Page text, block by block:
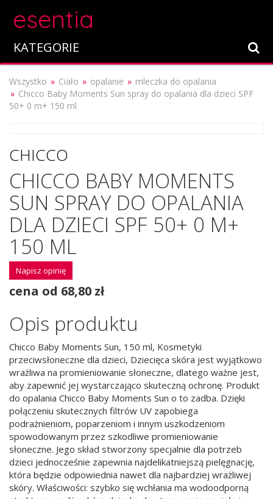
esentia
KATEGORIE
Wszystko Ciało opalanie
mleczka do opalania
Chicco Baby Moments Sun spray do opalania dla dzieci SPF
50+ 0 m+ 150 ml
CHICCO
CHICCO BABY MOMENTS
SUN SPRAY DO OPALANIA
DLA DZIECI SPF 50+ 0 M+
150 ML
Napisz opinię
cena od 68,80 zł
Opis produktu
Chicco Baby Moments Sun, 150 ml, Kosmetyki
przeciwsłoneczne dla dzieci, Dziecięca skóra jest wyjątkowo
wrażliwa na promieniowanie słoneczne, dlatego ważne jest,
aby zapewnić jej wystarczająco skuteczną ochronę. Produkt
do opalania Chicco Baby Moments Sun o to zadba. Dzięki
połączeniu skutecznych filtrów UV zapobiega
podrażnieniom, poparzeniom i innym uszkodzeniom
spowodowanym przez szkodliwe promieniowanie
słoneczne. Jego skład stworzony specjalnie dla potrzeb
dzieci jednocześnie zapewnia najdelikatniejszą pielęgnację,
która będzie odpowiednia nawet dla najbardziej wrażliwej
skóry. Właściwości: szybko się wchłania ma wodoodporną